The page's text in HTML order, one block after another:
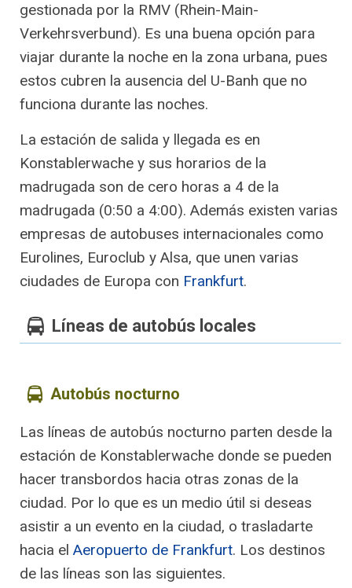
gestionada por la RMV (Rhein-Main-
Verkehrsverbund). Es una buena opción para
viajar durante la noche en la zona urbana, pues
estos cubren la ausencia del U-Banh que no
funciona durante las noches.
La estación de salida y llegada es en
Konstablerwache y sus horarios de la
madrugada son de cero horas a 4 de la
madrugada (0:50 a 4:00). Además existen varias
empresas de autobuses internacionales como
Eurolines, Euroclub y Alsa, que unen varias
ciudades de Europa con Frankfurt.
Líneas de autobús locales
Autobús nocturno
Las líneas de autobús nocturno parten desde la
estación de Konstablerwache donde se pueden
hacer transbordos hacia otras zonas de la
ciudad. Por lo que es un medio útil si deseas
asistir a un evento en la ciudad, o trasladarte
hacia el Aeropuerto de Frankfurt. Los destinos
de las líneas son las siguientes.